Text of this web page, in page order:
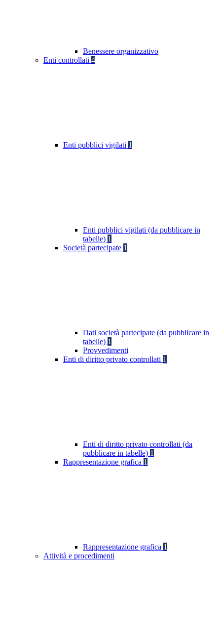
Benessere organizzativo
Enti controllati 4
Enti pubblici vigilati 1
Enti pubblici vigilati (da pubblicare in
tabelle) 1
Società partecipate 1
Dati società partecipate (da pubblicare in
tabelle) 1
Provvedimenti
Enti di diritto privato controllati 1
Enti di diritto privato controllati (da
pubblicare in tabelle) 1
Rappresentazione grafica 1
Rappresentazione grafica 1
Attività e procedimenti